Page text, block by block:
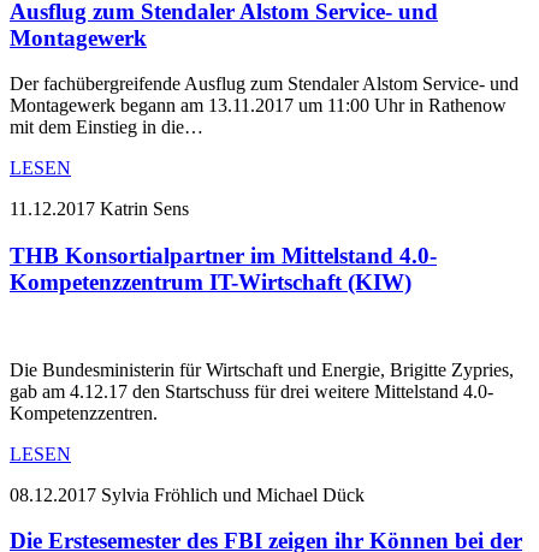
Ausflug zum Stendaler Alstom Service- und
Montagewerk
Der fachübergreifende Ausflug zum Stendaler Alstom Service- und
Montagewerk begann am 13.11.2017 um 11:00 Uhr in Rathenow
mit dem Einstieg in die…
LESEN
11.12.2017 Katrin Sens
THB Konsortialpartner im Mittelstand 4.0-
Kompetenzzentrum IT-Wirtschaft (KIW)
Die Bundesministerin für Wirtschaft und Energie, Brigitte Zypries,
gab am 4.12.17 den Startschuss für drei weitere Mittelstand 4.0-
Kompetenzzentren.
LESEN
08.12.2017 Sylvia Fröhlich und Michael Dück
Die Erstesemester des FBI zeigen ihr Können bei der